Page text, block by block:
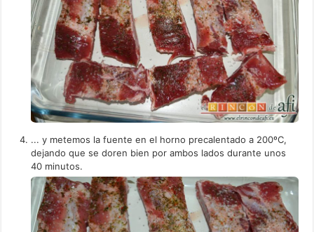
... y metemos la fuente en el horno precalentado a 200ºC,
dejando que se doren bien por ambos lados durante unos
40 minutos.